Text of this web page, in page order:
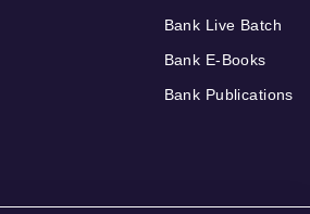
Bank Live Batch
Bank E-Books
Bank Publications